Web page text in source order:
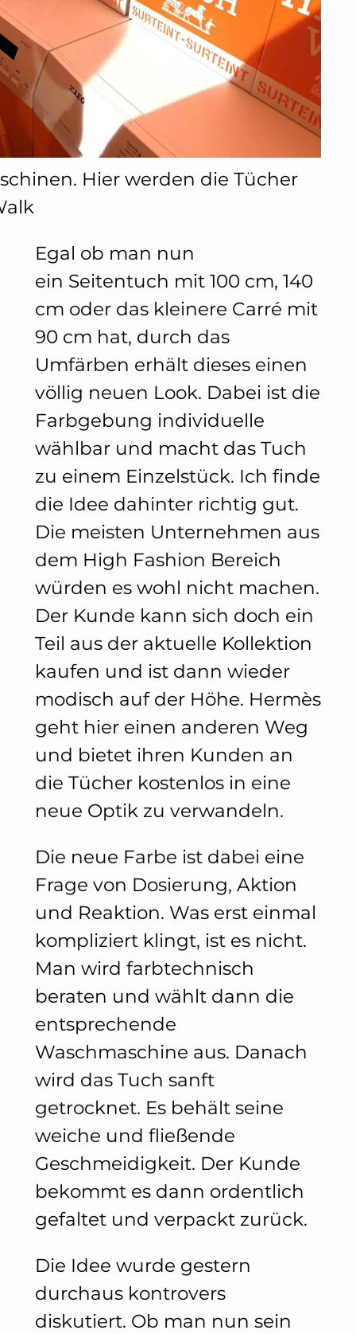
Hier werden die Tücher
Egal ob man nun
ein Seitentuch mit 100 cm, 140
cm oder das kleinere Carré mit
90 cm hat, durch das
Umfärben erhält dieses einen
völlig neuen Look. Dabei ist die
Farbgebung individuelle
wählbar und macht das Tuch
zu einem Einzelstück. Ich finde
die Idee dahinter richtig gut.
Die meisten Unternehmen aus
dem High Fashion Bereich
würden es wohl nicht machen.
Der Kunde kann sich doch ein
Teil aus der aktuelle Kollektion
kaufen und ist dann wieder
modisch auf der Höhe. Hermès
geht hier einen anderen Weg
und bietet ihren Kunden an
die Tücher kostenlos in eine
neue Optik zu verwandeln.
Die neue Farbe ist dabei eine
Frage von Dosierung, Aktion
und Reaktion. Was erst einmal
kompliziert klingt, ist es nicht.
Man wird farbtechnisch
beraten und wählt dann die
entsprechende
Waschmaschine aus. Danach
wird das Tuch sanft
getrocknet. Es behält seine
weiche und fließende
Geschmeidigkeit. Der Kunde
bekommt es dann ordentlich
gefaltet und verpackt zurück.
Die Idee wurde gestern
durchaus kontrovers
diskutiert. Ob man nun sein